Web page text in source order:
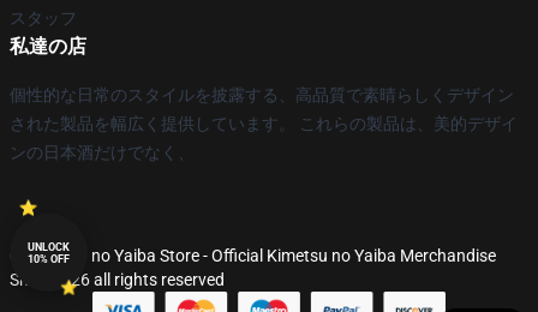
スタッフ
私達の店
個性的な日常のスタイルを披露する、高品質で素晴らしくデザイン
された製品を幅広く提供しています。 これらの製品は、美的デザイ
ンの日本酒だけでなく、
© Kimetsu no Yaiba Store - Official Kimetsu no Yaiba Merchandise
Shop 2026 all rights reserved
UNLOCK
10% OFF